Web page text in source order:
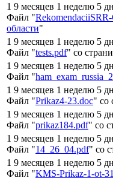
1 9 месяцев 1 неделю 5
Файл "
области"
1 9 месяцев 1 неделю 5
Файл "tests.pdf" со
1 9 месяцев 1 неделю 5
Файл "
1 9 месяцев 1 неделю 5
Файл "Prikaz4-23.doc" со
1 9 месяцев 1 неделю 5
Файл "prikaz184.pdf" со
1 9 месяцев 1 неделю 5
Файл "14_26_04.pdf" со
1 9 месяцев 1 неделю 5
Файл "KMS-Prikaz-1-ot-